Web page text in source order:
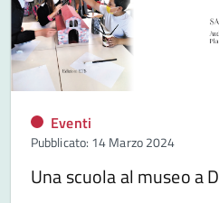
Eventi
Pubblicato: 14 Marzo 2024
Una scuola al museo a